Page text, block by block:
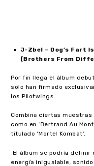
J-Zbel – Dog’s Fart
[Brothers From
Por fin llega el álbum
solo han firmado
los Pilotwings.
Combina ciertas
como en ‘Bertrand Au
titulado ‘Mortel Kombat’.
El álbum se podría definir
energía inigualable,